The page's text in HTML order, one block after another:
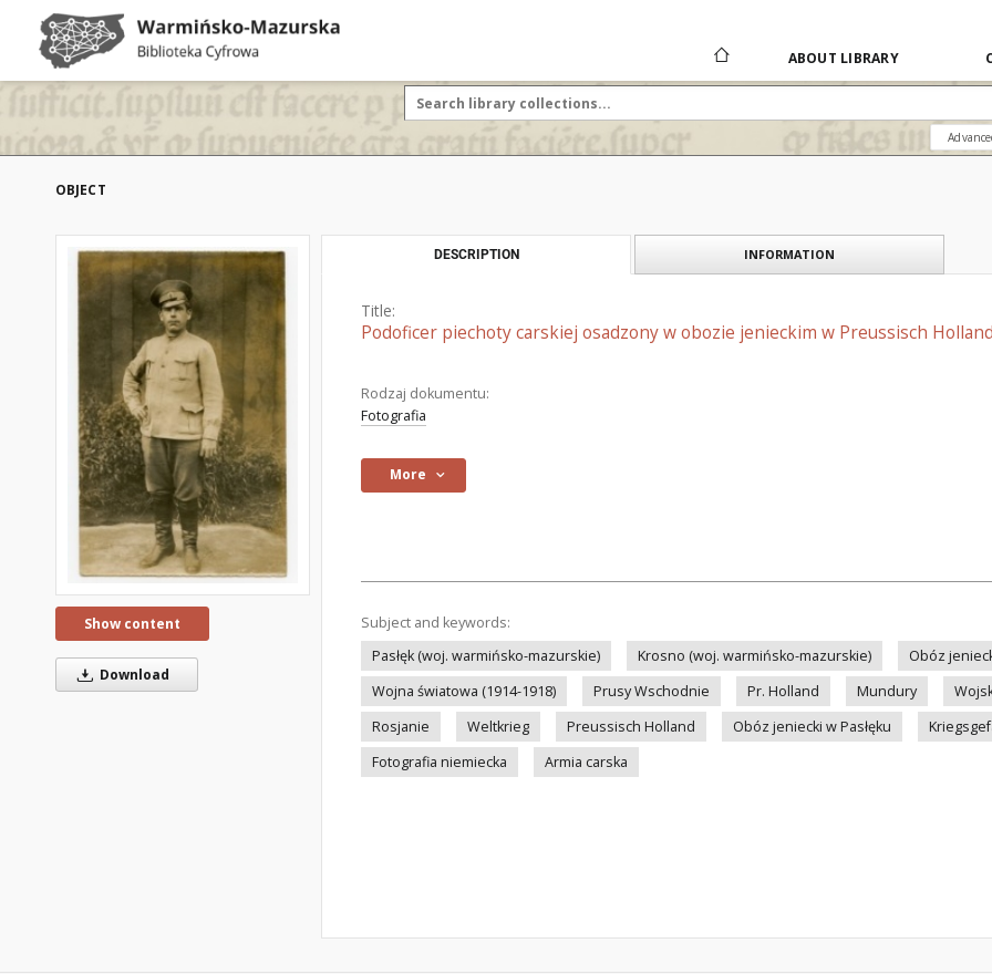
ABOUT LIBRARY
OBJECT
Show content
Download
DESCRIPTION INFORMATION
Title:
Podoficer piechoty carskiej osadzony w obozie jenieckim w Preussisch Holland
Rodzaj dokumentu:
Fotografia
More
Subject and keywords:
Pasłęk (woj. warmińsko-mazurskie)
Krosno (woj. warmińsko-mazurskie) Obóz
Wojna światowa (1914-1918)
Prusy Wschodnie Pr. Holland Mundury
Rosjanie
Weltkrieg Preussisch Holland Obóz jeniecki w Pasłęku
Fotografia niemiecka
Armia carska